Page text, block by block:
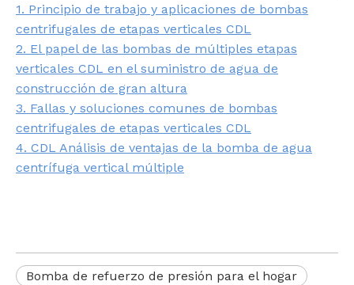
1. Principio de trabajo y aplicaciones de bombas
centrifugales de etapas verticales CDL
2. El papel de las bombas de múltiples etapas
verticales CDL en el suministro de agua de
construcción de gran altura
3. Fallas y soluciones comunes de bombas
centrifugales de etapas verticales CDL
4. CDL Análisis de ventajas de la bomba de agua
centrífuga vertical múltiple
Bomba de refuerzo de presión para el hogar